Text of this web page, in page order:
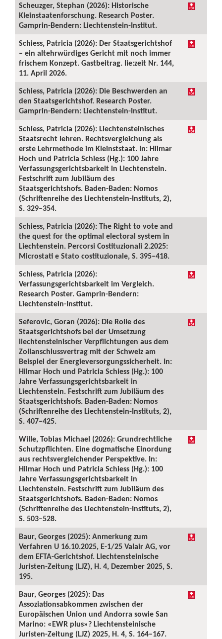
Scheuzger, Stephan (2026): Historische
Kleinstaatenforschung. Research Poster.
Gamprin-Bendern: Liechtenstein-Institut.
Schiess, Patricia (2026): Der Staatsgerichtshof
– ein altehrwürdiges Gericht mit noch immer
frischem Konzept. Gastbeitrag. lie:zeit Nr. 144,
11. April 2026.
Schiess, Patricia (2026): Die Beschwerden an
den Staatsgerichtshof. Research Poster.
Gamprin-Bendern: Liechtenstein-Institut.
Schiess, Patricia (2026): Liechtensteinisches
Staatsrecht lehren. Rechtsvergleichung als
erste Lehrmethode im Kleinststaat. In: Hilmar
Hoch und Patricia Schiess (Hg.): 100 Jahre
Verfassungsgerichtsbarkeit in Liechtenstein.
Festschrift zum Jubiläum des
Staatsgerichtshofs. Baden-Baden: Nomos
(Schriftenreihe des Liechtenstein-Instituts, 2),
S. 329–354.
Schiess, Patricia (2026): The Right to vote and
the quest for the optimal electoral system in
Liechtenstein. Percorsi Costituzionali 2.2025:
Microstati e Stato costituzionale, S. 395–418.
Schiess, Patricia (2026):
Verfassungsgerichtsbarkeit im Vergleich.
Research Poster. Gamprin-Bendern:
Liechtenstein-Institut.
Seferovic, Goran (2026): Die Rolle des
Staatsgerichtshofs bei der Umsetzung
liechtensteinischer Verpflichtungen aus dem
Zollanschlussvertrag mit der Schweiz am
Beispiel der Energieversorgungssicherheit. In:
Hilmar Hoch und Patricia Schiess (Hg.): 100
Jahre Verfassungsgerichtsbarkeit in
Liechtenstein. Festschrift zum Jubiläum des
Staatsgerichtshofs. Baden-Baden: Nomos
(Schriftenreihe des Liechtenstein-Instituts, 2),
S. 407–425.
Wille, Tobias Michael (2026): Grundrechtliche
Schutzpflichten. Eine dogmatische Einordung
aus rechtsvergleichender Perspektive. In:
Hilmar Hoch und Patricia Schiess (Hg.): 100
Jahre Verfassungsgerichtsbarkeit in
Liechtenstein. Festschrift zum Jubiläum des
Staatsgerichtshofs. Baden-Baden: Nomos
(Schriftenreihe des Liechtenstein-Instituts, 2),
S. 503–528.
Baur, Georges (2025): Anmerkung zum
Verfahren U 16.10.2025, E-1/25 Valair AG, vor
dem EFTA-Gerichtshof. Liechtensteinische
Juristen-Zeitung (LJZ), H. 4, Dezember 2025, S.
195.
Baur, Georges (2025): Das
Assoziationsabkommen zwischen der
Europäischen Union und Andorra sowie San
Marino: «EWR plus»? Liechtensteinische
Juristen-Zeitung (LJZ) 2025, H. 4, S. 164–167.